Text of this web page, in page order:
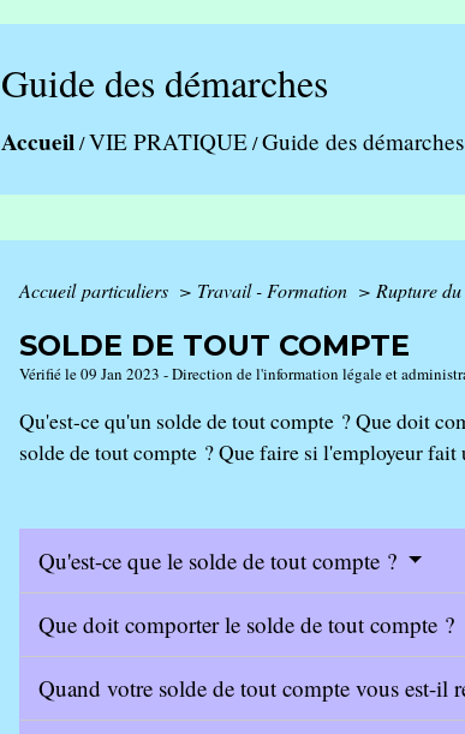
Guide des démarches
Accueil/VIE PRATIQUE/Guide des démarches
Accueil particuliers > Travail - Formation > Rupture
SOLDE DE TOUT COMPTE
Vérifié le 09 Jan 2023 - Direction de l'information légale et
Qu'est-ce qu'un solde de tout compte ? Que doit
solde de tout compte ? Que faire si l'employeur
Qu'est-ce que le solde de tout compte ?
Que doit comporter le solde de tout compte ?
Quand votre solde de tout compte vous est-il